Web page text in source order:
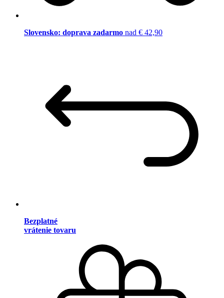
Slovensko: doprava zadarmo nad € 42,90
Bezplatné
vrátenie tovaru